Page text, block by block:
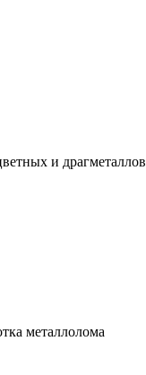
и драгметаллов
металлолома